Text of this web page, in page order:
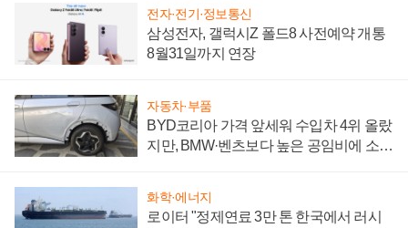
전자·전기·정보통신
삼성전자, 갤럭시Z 폴드8 사전예약 개통
8월31일까지 연장
자동차·부품
BYD코리아 가격 앞세워 수입차 4위 올랐
지만, BMW·벤츠보다 높은 공임비에 소비
화학·에너지
로이터 "정제연료 3만 톤 한국에서 러시